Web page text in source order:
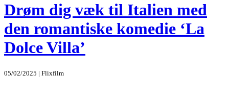
Drøm dig væk til Italien med
den romantiske komedie ‘La
Dolce Villa’
05/02/2025 | Flixfilm